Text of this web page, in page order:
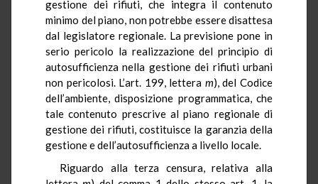
gestione dei rifiuti, che integra il contenuto
minimo del piano, non potrebbe essere disattesa
dal legislatore regionale. La previsione pone in
serio pericolo la realizzazione del principio di
autosufficienza nella gestione dei rifiuti urbani
non pericolosi. L’art. 199, lettera m), del Codice
dell’ambiente, disposizione programmatica, che
tale contenuto prescrive al piano regionale di
gestione dei rifiuti, costituisce la garanzia della
gestione e dell’autosufficienza a livello locale.
Riguardo alla terza censura, relativa alla